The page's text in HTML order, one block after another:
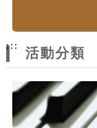
:::
活動分類